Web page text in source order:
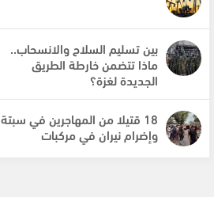
بين تسليم السلاح والانسحاب..
ماذا تتضمن خارطة الطريق
الجديدة لغزة؟
18 قتيلا من المهاجرين في سبتة
وإضرام نيران في مركبات